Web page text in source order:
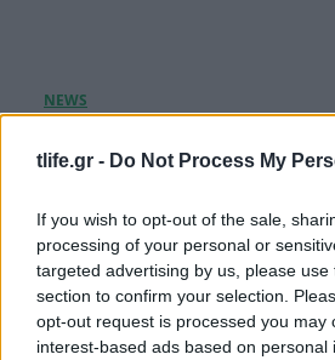
tlife.gr - Do Not Process My
If you wish to opt-out of the sale,
processing of your personal or
targeted advertising by us, please
section to confirm your selection.
opt-out request is processed you may
interest-based ads based on personal
Τατιάνα Στεφανίδου:
Νίκο Ευαγγελάτο και τον γιο
07.08.2026